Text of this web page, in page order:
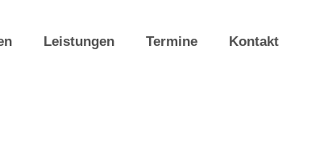
Leistungen Termine Kontakt